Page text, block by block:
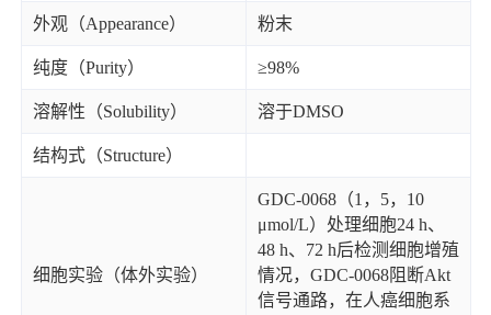
外观（Appearance） 粉末
纯度（Purity） ≥98%
溶解性（Solubility） 溶于DMSO
结构式（Structure）
细胞实验（体外实验）
GDC-0068（1，5，10
μmol/L）处理细胞24 h、
48 h、72 h后检测细胞增殖
情况，GDC-0068阻断Akt
信号通路，在人癌细胞系